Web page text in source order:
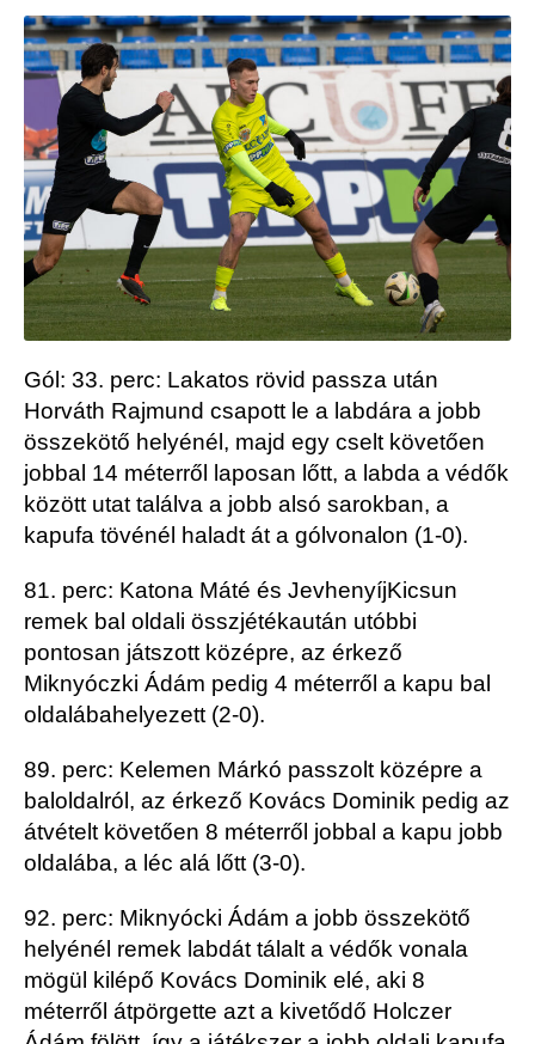
Gól: 33. perc: Lakatos rövid passza után
Horváth Rajmund csapott le a labdára a jobb
összekötő helyénél, majd egy cselt követően
jobbal 14 méterről laposan lőtt, a labda a védők
között utat találva a jobb alsó sarokban, a
kapufa tövénél haladt át a gólvonalon (1-0).
81. perc: Katona Máté és JevhenyíjKicsun
remek bal oldali összjétékaután utóbbi
pontosan játszott középre, az érkező
Miknyóczki Ádám pedig 4 méterről a kapu bal
oldalábahelyezett (2-0).
89. perc: Kelemen Márkó passzolt középre a
baloldalról, az érkező Kovács Dominik pedig az
átvételt követően 8 méterről jobbal a kapu jobb
oldalába, a léc alá lőtt (3-0).
92. perc: Miknyócki Ádám a jobb összekötő
helyénél remek labdát tálalt a védők vonala
mögül kilépő Kovács Dominik elé, aki 8
méterről átpörgette azt a kivetődő Holczer